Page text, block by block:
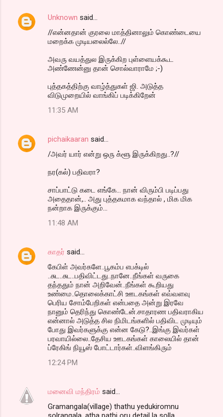
Unknown said…
//என்னதான் குரலை மாத்தினாலும் கொண்டையை
மறைக்க முடியலைல்லே..//
அவரு வயத்துல இருக்கிற புள்ளையக்கூட
அண்ணேன்னு தான் சொல்வாராமே ;-)
புத்தகத்திற்கு வாழ்த்துகள் ஜி. அடுத்த
விடுமுறையில் வாங்கிப் படிக்கிறேன்
11:35 AM
pichaikaaran said…
/அவர் யார் என்று ஒரு க்ளூ இருக்கிறது..?//
நர(கல்) பதிவரா?
சாப்பாட்டு கடை எங்கே... நான் விரும்பி படிப்பது
அதைதான்,.. அது புத்தகமாக வந்தால் , மிக மிக
நன்றாக இருக்கும்...
11:48 AM
காதர் said…
கேபிள் அவர்களே..பூகம்ப எபக்டில்
..சுட..சுட..பதிவிட்டது..நானே..நீங்கள் வருகை
தந்ததும் நான் அறிவேன்..நீங்கள் கூறியது
உண்மை..தொலைக்காட்சி ஊடகங்கள் எவ்வளவு
பெரிய சோம்பேறிகள் என்பதை அன்று இரவே
நானும் தெரிந்து கொண்டேன்.சாதாரண பதிவராகிய
என்னால் அடுத்த சில நிமிடங்களில் பதிவிட முடியும்
போது இவர்களுக்கு என்ன கேடு?..இங்கு இவர்கள்
பரவாயில்லை..தேசிய ஊடகங்கள் காலையில் தான்
ப்ரேகிங் நியூஸ் போட்டார்கள்..விளங்கிரும்
12:24 PM
மனைவி மந்திரம் said…
Gramangala(village) thathu yedukiromnu